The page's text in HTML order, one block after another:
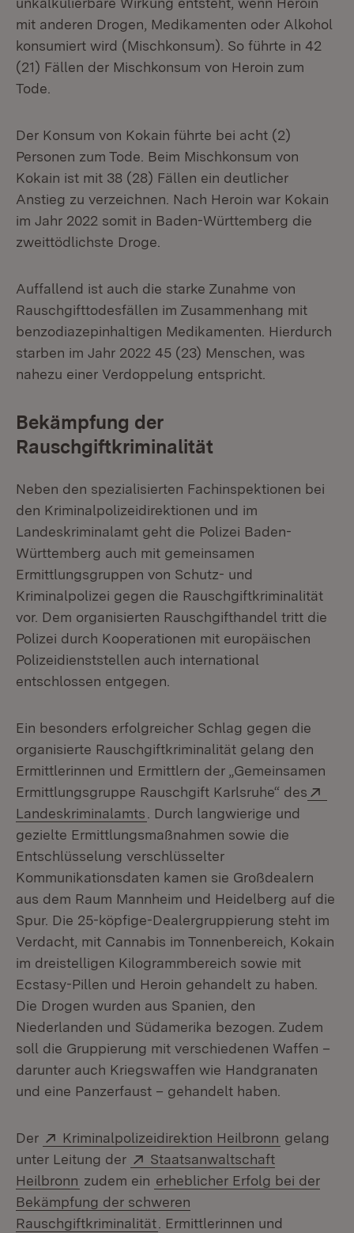
mit anderen Drogen, Medikamenten oder Alkohol
konsumiert wird (Mischkonsum). So führte in 42
(21) Fällen der Mischkonsum von Heroin zum
Tode.
Der Konsum von Kokain führte bei acht (2)
Personen zum Tode. Beim Mischkonsum von
Kokain ist mit 38 (28) Fällen ein deutlicher
Anstieg zu verzeichnen. Nach Heroin war Kokain
im Jahr 2022 somit in Baden-Württemberg die
zweittödlichste Droge.
Auffallend ist auch die starke Zunahme von
Rauschgifttodesfällen im Zusammenhang mit
benzodiazepinhaltigen Medikamenten. Hierdurch
starben im Jahr 2022 45 (23) Menschen, was
nahezu einer Verdoppelung entspricht.
Bekämpfung der
Rauschgiftkriminalität
Neben den spezialisierten Fachinspektionen bei
den Kriminalpolizeidirektionen und im
Landeskriminalamt geht die Polizei Baden-
Württemberg auch mit gemeinsamen
Ermittlungsgruppen von Schutz- und
Kriminalpolizei gegen die Rauschgiftkriminalität
vor. Dem organisierten Rauschgifthandel tritt die
Polizei durch Kooperationen mit europäischen
Polizeidienststellen auch international
entschlossen entgegen.
Ein besonders erfolgreicher Schlag gegen die
organisierte Rauschgiftkriminalität gelang den
Ermittlerinnen und Ermittlern der „Gemeinsamen
Ermittlungsgruppe Rauschgift Karlsruhe“ des
Landeskriminalamts (Öffnet in neuem Fenster)
. Durch langwierige und
gezielte Ermittlungsmaßnahmen sowie die
Entschlüsselung verschlüsselter
Kommunikationsdaten kamen sie Großdealern
aus dem Raum Mannheim und Heidelberg auf die
Spur. Die 25-köpfige-Dealergruppierung steht im
Verdacht, mit Cannabis im Tonnenbereich, Kokain
im dreistelligen Kilogrammbereich sowie mit
Ecstasy-Pillen und Heroin gehandelt zu haben.
Die Drogen wurden aus Spanien, den
Niederlanden und Südamerika bezogen. Zudem
soll die Gruppierung mit verschiedenen Waffen –
darunter auch Kriegswaffen wie Handgranaten
und eine Panzerfaust – gehandelt haben.
Der Extern:
Kriminalpolizeidirektion Heilbronn (Öffnet in
gelang
unter Leitung der
Extern:
Staatsanwaltschaft
Heilbronn (Öffnet in neuem Fenster)
zudem ein erheblicher Erfolg bei der
Bekämpfung der schweren
Rauschgiftkriminalität . Ermittlerinnen und